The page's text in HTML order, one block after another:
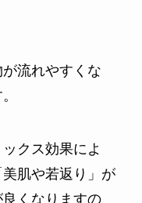
流れやすくな
クス効果によ
肌や若返り」が
くなりますの